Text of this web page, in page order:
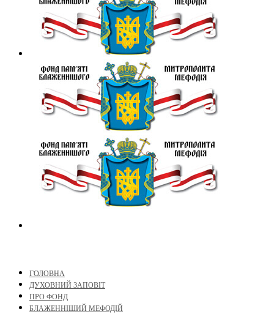
ГОЛОВНА
ДУХОВНИЙ ЗАПОВІТ
ПРО ФОНД
БЛАЖЕННІШИЙ МЕФОДІЙ